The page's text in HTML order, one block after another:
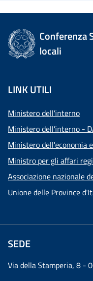
Conferenza
locali
LINK UTILI
Ministero dell'interno
Ministero dell'interno -
Ministero dell'economia
Ministro per gli affari
Associazione nazionale
Unione delle Province
SEDE
Via della Stamperia, 8 -